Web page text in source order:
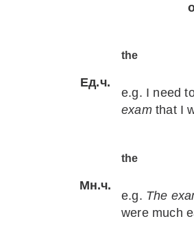
Ед.ч.
the
e.g. I need
examthat I
Мн.ч.
the
e.g. The
were much